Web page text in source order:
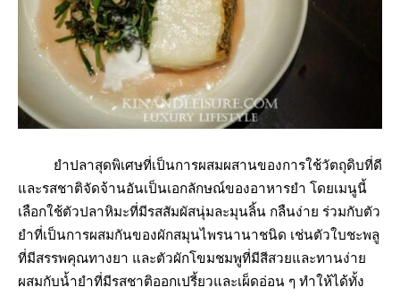
ยำปลาสุดพิเศษที่เป็นการผสมผสานของการใช้วัตถุดิบที่ดี
และรสชาติจัดจ้านอันเป็นเอกลักษณ์ของอาหารยำ โดยเมนูนี้
เลือกใช้ตัวปลาหิมะที่มีรสสัมผัสนุ่มละมุนลิ้น กลืนง่าย ร่วมกับตัว
ยำที่เป็นการผสมกันของผักสมุนไพรนานาชนิด เช่นตัวใบชะพลู
ที่มีสรรพคุณทางยา และตัวผักโขมชมพูที่มีสีสวยและทานง่าย
ผสมกับน้ำยำที่มีรสชาติออกเปรี้ยวและเผ็ดอ่อน ๆ ทำให้ได้ทั้ง